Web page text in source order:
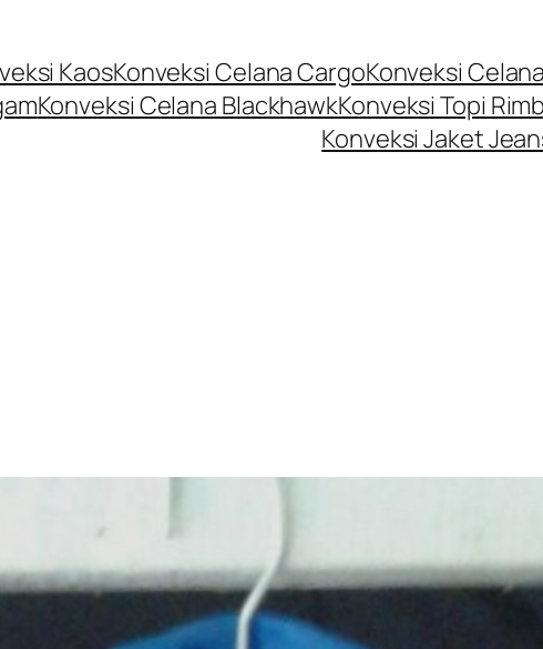
KaosKonveksi Celana CargoKonveksi
Konveksi Celana BlackhawkKonveksi Topi
Konveksi Jaket